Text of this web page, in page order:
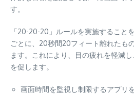
す。
「20-20-20」ルールを実施すること
ごとに、20秒間20フィート離れたも
ます。これにより、目の疲れを軽減
を促します。
画面時間を監視し制限するアプリ